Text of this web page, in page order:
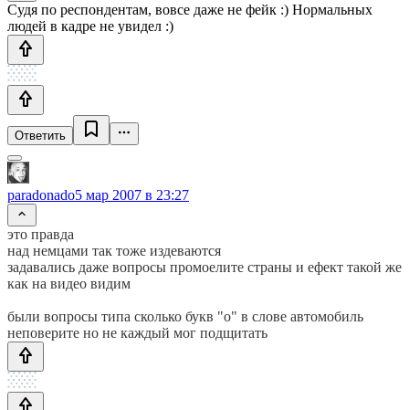
Судя по респондентам, вовсе даже не фейк :) Нормальных
людей в кадре не увидел :)
Ответить
paradonado5 мар 2007 в 23:27
это правда
над немцами так тоже издеваются
задавались даже вопросы промоелите страны и ефект такой же
как на видео видим
были вопросы типа сколько букв "о" в слове автомобиль
неповерите но не каждый мог подщитать